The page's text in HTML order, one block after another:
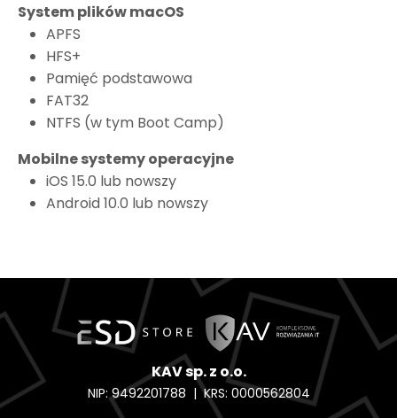
System plików macOS
APFS
HFS+
Pamięć podstawowa
FAT32
NTFS (w tym Boot Camp)
Mobilne systemy operacyjne
iOS 15.0 lub nowszy
Android 10.0 lub nowszy
KAV sp. z o.o.
NIP: 9492201788 | KRS: 0000562804